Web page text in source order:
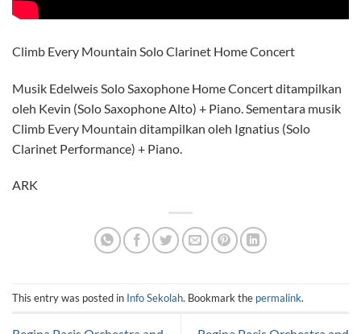
Climb Every Mountain Solo Clarinet Home Concert
Musik Edelweis Solo Saxophone Home Concert ditampilkan
oleh Kevin (Solo Saxophone Alto) + Piano. Sementara musik
Climb Every Mountain ditampilkan oleh Ignatius (Solo
Clarinet Performance) + Piano.
ARK
This entry was posted in Info Sekolah. Bookmark the permalink.